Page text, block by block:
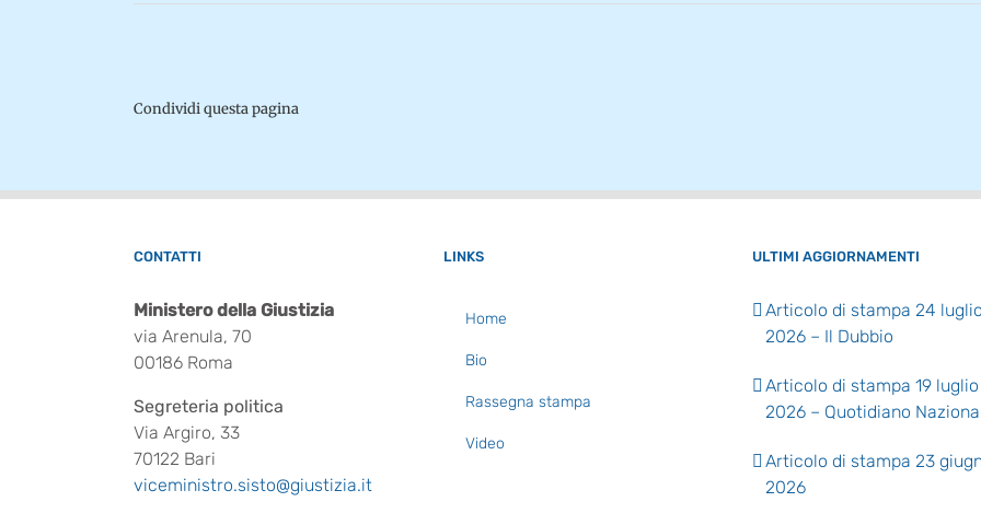
Condividi questa pagina
CONTATTI
Ministero della Giustizia
via Arenula, 70
00186 Roma
Segreteria politica
Via Argiro, 33
70122 Bari
viceministro.sisto@giustizia.it
LINKS
Home
Bio
Rassegna stampa
Video
ULTIMI AGGIORNAMENTI
Articolo di stampa 24 luglio
2026 – Il Dubbio
Articolo di stampa 19 luglio
2026 – Quotidiano
Articolo di stampa 23
2026